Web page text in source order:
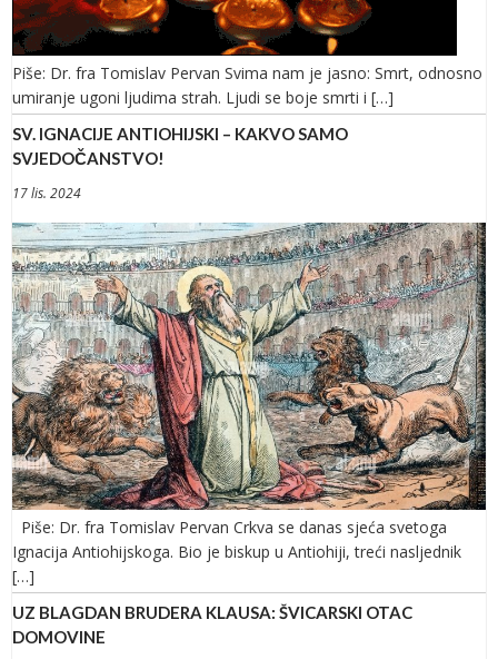
Piše: Dr. fra Tomislav Pervan Svima nam je jasno: Smrt, odnosno
umiranje ugoni ljudima strah. Ljudi se boje smrti i […]
SV. IGNACIJE ANTIOHIJSKI – KAKVO SAMO
SVJEDOČANSTVO!
17 lis. 2024
Piše: Dr. fra Tomislav Pervan Crkva se danas sjeća svetoga
Ignacija Antiohijskoga. Bio je biskup u Antiohiji, treći nasljednik
[…]
UZ BLAGDAN BRUDERA KLAUSA: ŠVICARSKI OTAC
DOMOVINE